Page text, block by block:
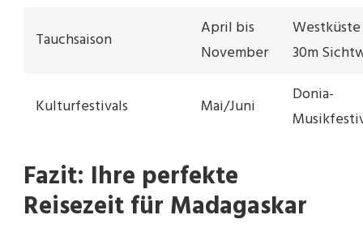
Tauchsaison
April bis
November
30m
Kulturfestivals Mai/Juni
Donia-
Fazit: Ihre perfekte
Reisezeit für Madagaskar